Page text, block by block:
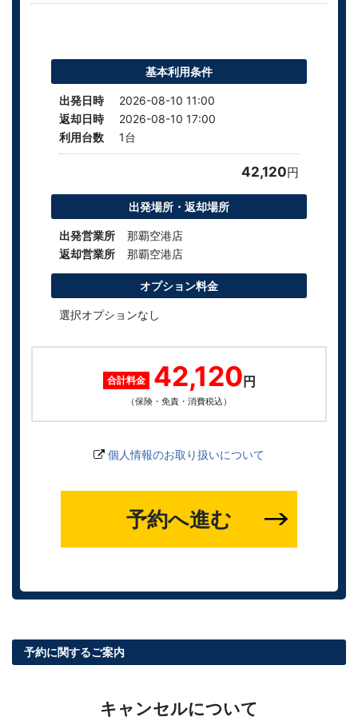
基本利用条件
出発日時
2026-08-10 11:00
返却日時
2026-08-10 17:00
利用台数
1台
42,120円
出発場所・返却場所
出発営業所
那覇空港店
返却営業所
那覇空港店
オプション料金
選択オプションなし
合計料金 42,120円
（保険・免責・消費税込）
個人情報のお取り扱いについて
予約へ進む
予約に関するご案内
キャンセルについて